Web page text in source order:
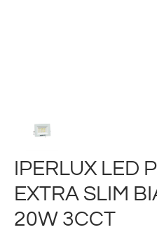
IPERLUX LED
EXTRA SLIM
20W 3CCT